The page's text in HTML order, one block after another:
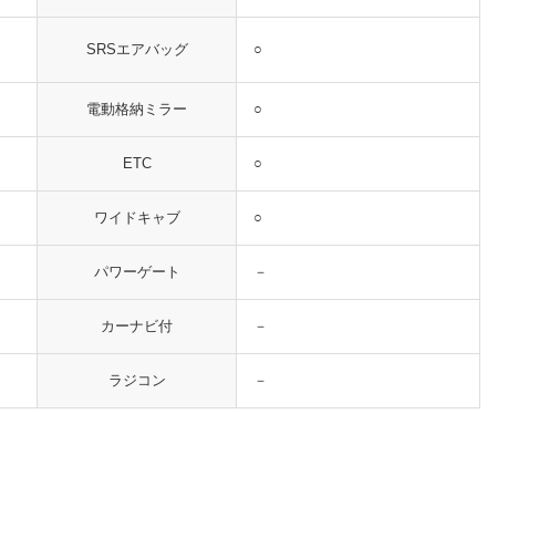
SRSエアバッグ ○
電動格納ミラー ○
ETC ○
ワイドキャブ ○
パワーゲート －
カーナビ付 －
ラジコン －